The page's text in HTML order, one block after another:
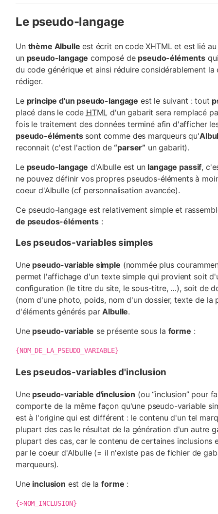
Le pseudo-langage
Un thème Albulle est écrit en code XHTML et est lié
un pseudo-langage composé de pseudo-éléments
du code générique et ainsi réduire considérablement
rédiger.
Le principe d'un pseudo-langage est le suivant : tout
placé dans le code HTML d'un gabarit sera remplacé
fois le traitement des données terminé afin d'afficher
pseudo-élémentssont comme des marqueurs qu'
reconnait (c'est l'action de“parser” un gabarit).
Le pseudo-langage d'Albulle est un langage passif,
ne pouvez définir vos propres pseudos-éléments à
coeur d'Albulle (cf personnalisation avancée).
Ce pseudo-langage est relativement simple et
de pseudos-éléments:
Les pseudos-variables simples
Une pseudo-variable simple (nommée plus
permet l'affichage d'un texte simple qui provient soit
configuration (le titre du site, le sous-titre, …), soit de
(nom d'une photo, poids, nom d'un dossier, texte de la
d'éléments générés parAlbulle.
Une pseudo-variable se présente sous la forme :
{NOM_DE_LA_PSEUDO_VARIABLE}
Les pseudos-variables d'inclusion
Une pseudo-variable d'inclusion (ou “inclusion” pour
comporte de la même façon qu'une pseudo-variable
est à l'origine qui est différent : le contenu d'un tel
plupart des cas le résultat de la génération d'un autre
plupart des cas, car le contenu de certaines inclusions
par le coeur d'Albulle (= il n'existe pas de fichier de
marqueurs).
Une inclusion est de laforme :
{>NOM_INCLUSION}